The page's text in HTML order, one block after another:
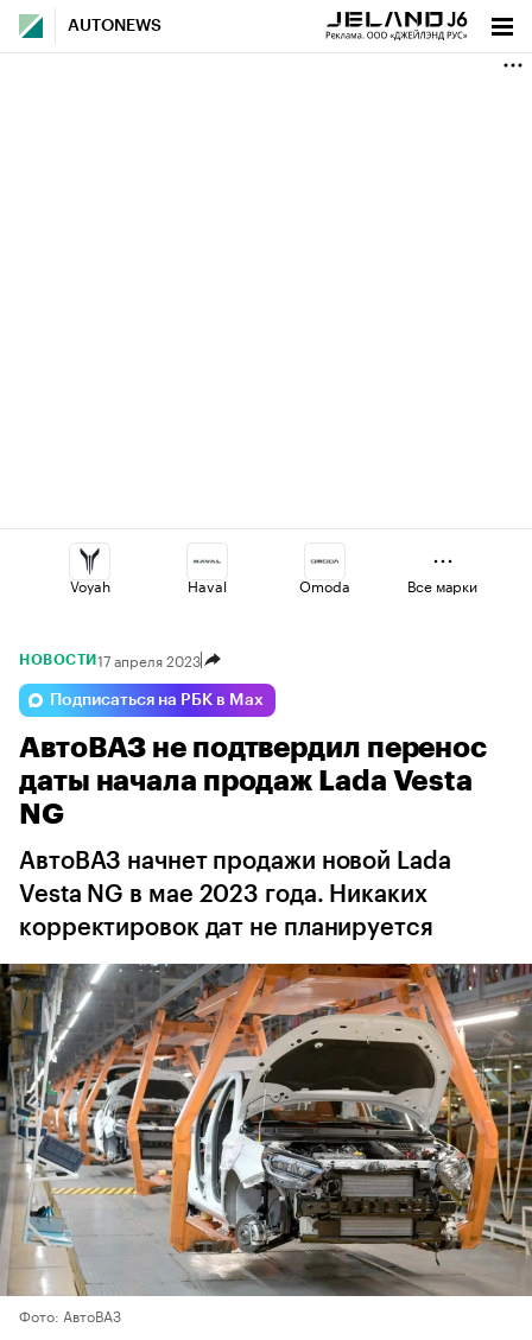
AUTONEWS
Voyah Haval Omoda
Volga Jaecoo
Esteo Changan Geely
Все марки
НОВОСТИ 17 апреля 2023
Подписаться на РБК в Max
АвтоВАЗ не подтвердил перенос
даты начала продаж Lada Vesta
NG
АвтоВАЗ начнет продажи новой Lada
Vesta NG в мае 2023 года. Никаких
корректировок дат не планируется
Фото: АвтоВАЗ